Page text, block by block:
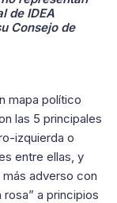
de IDEA
Consejo de
mapa político
las 5 principales
izquierda o
entre ellas, y
adverso con
a principios